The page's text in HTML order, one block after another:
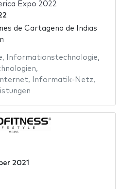
Expo 2022
de Cartagena de Indias
, Informationstechnologie,
,
Internet, Informatik-Netz,
2021